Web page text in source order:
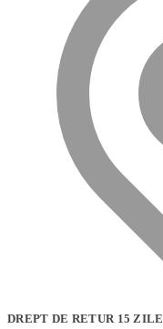
DREPT DE RETUR 15 ZILE